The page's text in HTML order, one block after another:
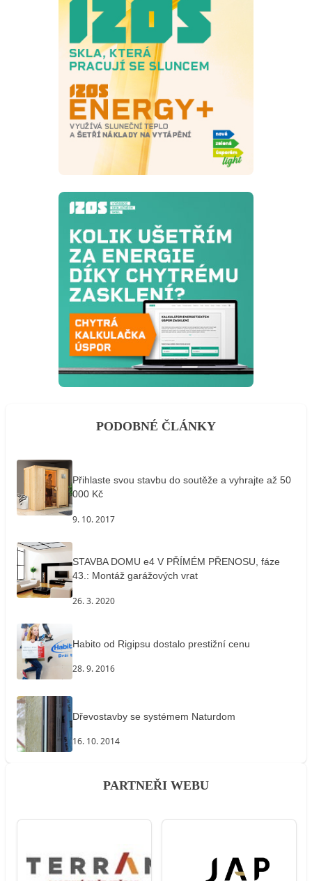
PODOBNÉ ČLÁNKY
Přihlaste svou stavbu do soutěže a vyhrajte až 50
000 Kč
9. 10. 2017
STAVBA DOMU e4 V PŘÍMÉM PŘENOSU, fáze
43.: Montáž garážových vrat
26. 3. 2020
Habito od Rigipsu dostalo prestižní cenu
28. 9. 2016
Dřevostavby se systémem Naturdom
16. 10. 2014
PARTNEŘI WEBU